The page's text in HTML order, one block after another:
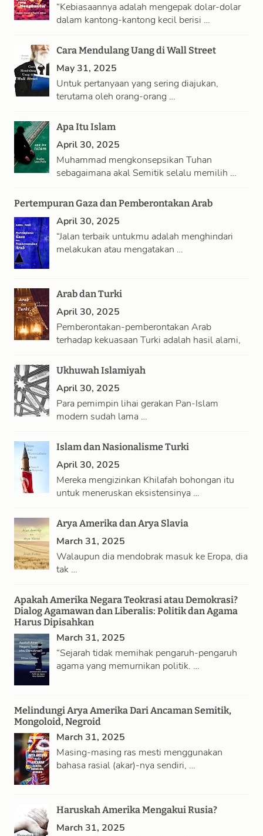
“Kebiasaannya adalah mengepak dolar-dolar
dalam kantong-kantong kecil berisi …
Cara Mendulang Uang di Wall Street
May 31, 2025
Untuk pertanyaan yang sering diajukan,
terutama oleh orang-orang …
Apa Itu Islam
April 30, 2025
Muhammad mengkonsepsikan Tuhan
sebagaimana akal Semitik selalu memilih …
Pertempuran Gaza dan Pemberontakan Arab
April 30, 2025
“Jalan terbaik untukmu adalah menghindari
melakukan atau mengatakan …
Arab dan Turki
April 30, 2025
Pemberontakan-pemberontakan Arab
terhadap kekuasaan Turki adalah hasil alami,
Ukhuwah Islamiyah
April 30, 2025
Para pemimpin lihai gerakan Pan-Islam
modern sudah lama …
Islam dan Nasionalisme Turki
April 30, 2025
Mereka mengizinkan Khilafah bohongan itu
untuk meneruskan eksistensinya …
Arya Amerika dan Arya Slavia
March 31, 2025
Walaupun dia mendobrak masuk ke Eropa, dia
tak …
Apakah Amerika Negara Teokrasi atau Demokrasi?
Dialog Agamawan dan Liberalis: Politik dan Agama
Harus Dipisahkan
March 31, 2025
“Sejarah tidak memihak pengaruh-pengaruh
agama yang memurnikan politik. …
Melindungi Arya Amerika Dari Ancaman Semitik,
Mongoloid, Negroid
March 31, 2025
Masing-masing ras mesti menggunakan
bahasa rasial (akar)-nya sendiri, …
Haruskah Amerika Mengakui Rusia?
March 31, 2025